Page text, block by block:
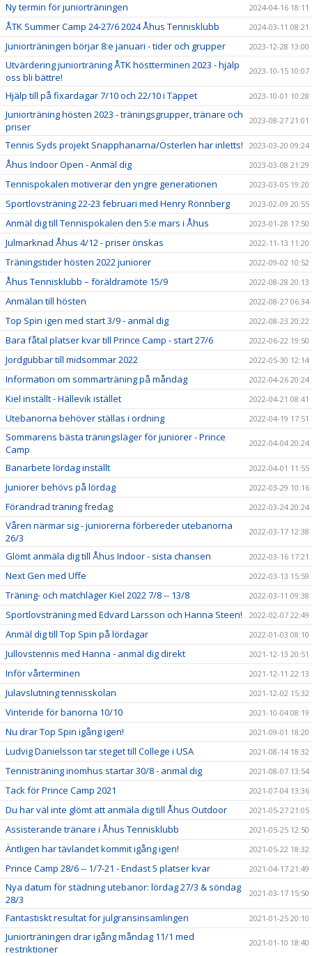
Ny termin för juniorträningen 2024-04-16 18:11
ÅTK Summer Camp 24-27/6 2024 Åhus Tennisklubb 2024-03-11 08:21
Juniorträningen börjar 8:e januari - tider och grupper 2023-12-28 13:00
Utvärdering juniorträning ÅTK höstterminen 2023 - hjälp
oss bli bättre!
2023-10-15 10:07
Hjälp till på fixardagar 7/10 och 22/10 i Täppet 2023-10-01 10:28
Juniorträning hösten 2023 - träningsgrupper, tränare och
priser
2023-08-27 21:01
Tennis Syds projekt Snapphanarna/Österlen har inletts! 2023-03-20 09:24
Åhus Indoor Open - Anmäl dig 2023-03-08 21:29
Tennispokalen motiverar den yngre generationen 2023-03-05 19:20
Sportlovsträning 22-23 februari med Henry Rönnberg 2023-02-09 20:55
Anmäl dig till Tennispokalen den 5:e mars i Åhus 2023-01-28 17:50
Julmarknad Åhus 4/12 - priser önskas 2022-11-13 11:20
Träningstider hösten 2022 juniorer 2022-09-02 10:52
Åhus Tennisklubb – föräldramöte 15/9 2022-08-28 20:13
Anmälan till hösten 2022-08-27 06:34
Top Spin igen med start 3/9 - anmäl dig 2022-08-23 20:22
Bara fåtal platser kvar till Prince Camp - start 27/6 2022-06-22 19:50
Jordgubbar till midsommar 2022 2022-05-30 12:14
Information om sommarträning på måndag 2022-04-26 20:24
Kiel inställt - Hällevik istället 2022-04-21 08:41
Utebanorna behöver ställas i ordning 2022-04-19 17:51
Sommarens bästa träningsläger för juniorer - Prince
Camp
2022-04-04 20:24
Banarbete lördag inställt 2022-04-01 11:55
Juniorer behövs på lördag 2022-03-29 10:16
Förändrad träning fredag 2022-03-24 20:24
Våren närmar sig - juniorerna förbereder utebanorna
26/3
2022-03-17 12:38
Glömt anmäla dig till Åhus Indoor - sista chansen 2022-03-16 17:21
Next Gen med Uffe 2022-03-13 15:59
Träning- och matchläger Kiel 2022 7/8 -- 13/8 2022-03-11 09:38
Sportlovsträning med Edvard Larsson och Hanna Steen! 2022-02-07 22:49
Anmäl dig till Top Spin på lördagar 2022-01-03 08:10
Jullovstennis med Hanna - anmäl dig direkt 2021-12-13 20:51
Inför vårterminen 2021-12-11 22:13
Julavslutning tennisskolan 2021-12-02 15:32
Vinteride för banorna 10/10 2021-10-04 08:19
Nu drar Top Spin igång igen! 2021-09-01 18:20
Ludvig Danielsson tar steget till College i USA 2021-08-14 18:32
Tennisträning inomhus startar 30/8 - anmäl dig 2021-08-07 13:54
Tack för Prince Camp 2021 2021-07-04 13:36
Du har väl inte glömt att anmäla dig till Åhus Outdoor 2021-05-27 21:05
Assisterande tränare i Åhus Tennisklubb 2021-05-25 12:50
Äntligen har tävlandet kommit igång igen! 2021-05-22 18:32
Prince Camp 28/6 -- 1/7-21 - Endast 5 platser kvar 2021-04-17 21:49
Nya datum för städning utebanor: lördag 27/3 & söndag
28/3
2021-03-17 15:50
Fantastiskt resultat för julgransinsamlingen 2021-01-25 20:10
Juniorträningen drar igång måndag 11/1 med
restriktioner
2021-01-10 18:40